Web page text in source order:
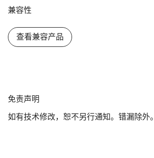
兼容性
查看兼容产品
免
声
免责声明
如有技术修改，恕不另行通知。错漏除外。